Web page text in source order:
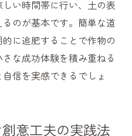
い時間帯に行い、土の表
のが基本です。簡単な道
に追肥することで作物の
な成功体験を積み重ねる
信を実感できるでしょ
意工夫の実践法